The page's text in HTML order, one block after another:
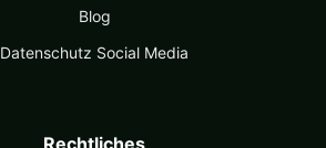
Blog
Datenschutz Social Media
Rechtliches